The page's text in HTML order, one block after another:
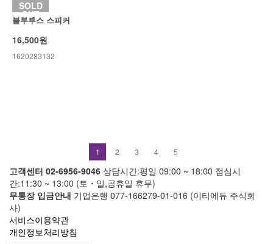
SOLD
OUT
블루투스 스피커
16,500원
1620283132
1 2 3 4 5
고객센터 02-6956-9046 상담시간:평일 09:00 ~ 18:00 점심시
간:11:30 ~ 13:00 (토・일,공휴일 휴무)
무통장 입금안내 기업은행 077-166279-01-016 (이티에듀 주식회
사)
서비스이용약관
개인정보처리방침